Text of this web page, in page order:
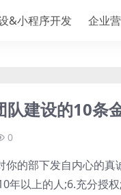
&小程序开发 企业
队建设的10条
0
的部下发自内心的
年以上的人;6.充分授